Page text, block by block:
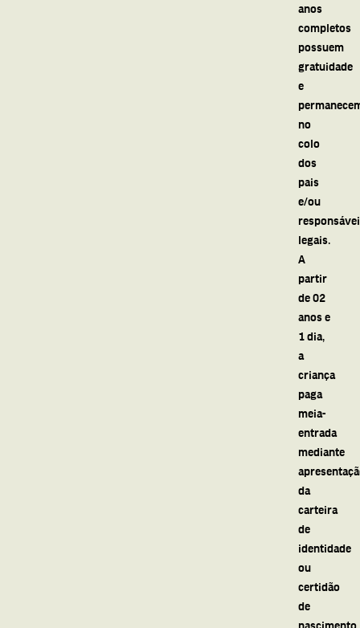
anos
completos
possuem
gratuidade
e
no
colo
dos
pais
e/ou
legais.
A
partir
de 02
anos e
1 dia,
a
criança
paga
meia-
entrada
mediante
da
carteira
de
identidade
ou
certidão
de
nascimento